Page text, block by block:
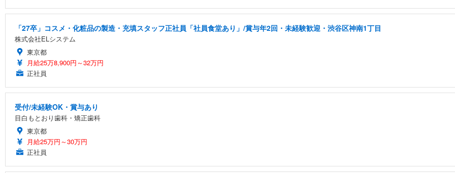
「27卒」コスメ・化粧品の製造・充填スタッフ正社員「社員食堂あり」/賞与年2回・未経験歓迎・渋谷区神南1丁目
株式会社ELシステム
東京都
月給25万8,900円～32万円
正社員
受付/未経験OK・賞与あり
目白もとおり歯科・矯正歯科
東京都
月給25万円～30万円
正社員